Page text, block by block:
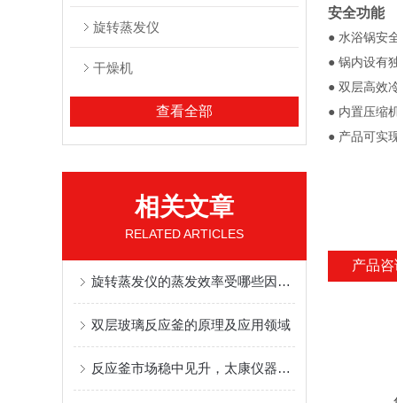
旋转蒸发仪
干燥机
查看全部
相关文章
RELATED ARTICLES
旋转蒸发仪的蒸发效率受哪些因素影响
双层玻璃反应釜的原理及应用领域
反应釜市场稳中见升，太康仪器积极应对
安全功能
● 水浴锅安
● 锅内设有
● 双层高效
● 内置压缩
● 产品可实
产品